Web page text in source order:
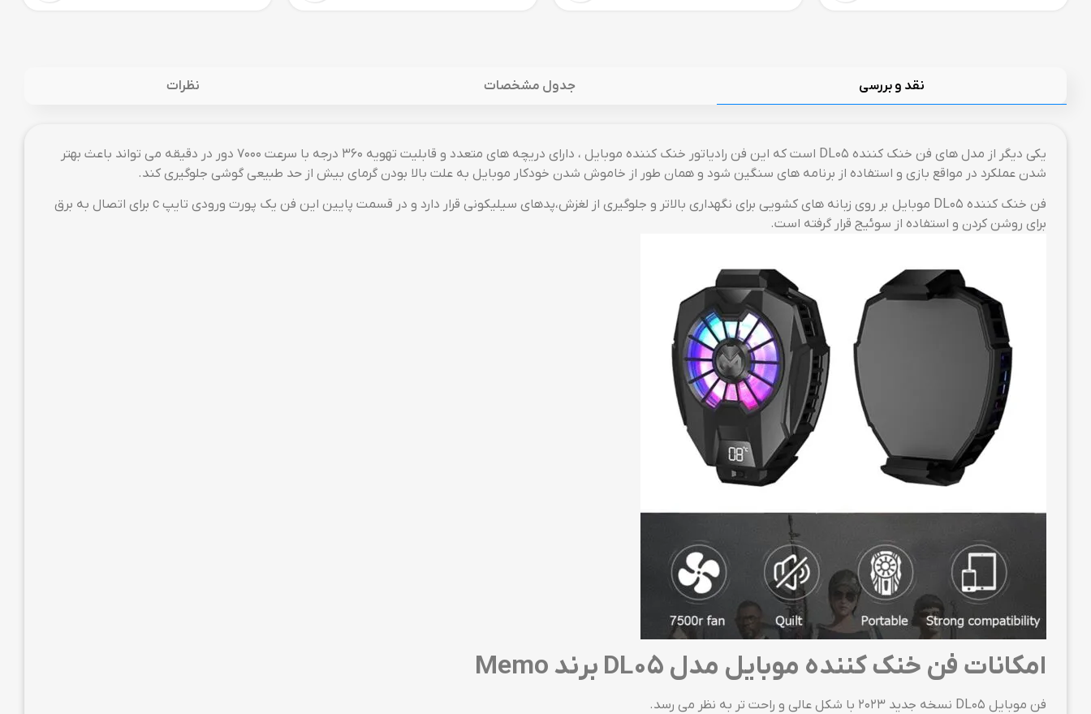
نقد و بررسی جدول مشخصات نظرات
یکی دیگر از مدل های فن خنک کننده DL05 است که این فن رادیاتور خنک کننده موبایل ، دارای دریچه های متعدد و قابلیت تهویه 360 درجه با سرعت ۷۰۰۰ دور در دقیقه می تواند باعث بهتر
شدن عملکرد در مواقع بازی و استفاده از برنامه های سنگین شود و همان طور از خاموش شدن خودکار موبایل به علت بالا بودن گرمای بیش از حد طبیعی گوشی جلوگیری کند.
فن خنک کننده DL05 موبایل بر روی زبانه های کشویی برای نگهداری بالاتر و جلوگیری از لغزش،پدهای سیلیکونی قرار دارد و در قسمت پایین این فن یک پورت ورودی تایپ c برای اتصال به برق
برای روشن کردن و استفاده از سوئیج قرار گرفته است.
امکانات فن خنک کننده موبایل مدل DL05 برند Memo
فن موبایل DL05 نسخه جدید 2023 با شکل عالی و راحت تر به نظر می رسد.